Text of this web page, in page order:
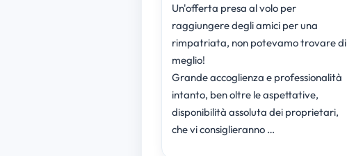
Un'offerta presa al volo per
raggiungere degli amici per una
rimpatriata, non potevamo trovare di
meglio!
Grande accoglienza e professionalità
intanto, ben oltre le aspettative,
disponibilità assoluta dei proprietari,
che vi consiglieranno …